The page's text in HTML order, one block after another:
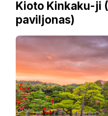
Kioto Kinkaku-ji
paviljonas)